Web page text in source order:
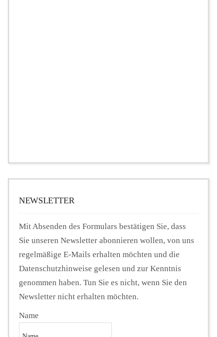
NEWSLETTER
Mit Absenden des Formulars bestätigen Sie, dass
Sie unseren Newsletter abonnieren wollen, von uns
regelmäßige E-Mails erhalten möchten und die
Datenschutzhinweise gelesen und zur Kenntnis
genommen haben. Tun Sie es nicht, wenn Sie den
Newsletter nicht erhalten möchten.
Name